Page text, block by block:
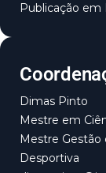
Publicação em
Dimas Pinto
Mestre em
Mestre Gestão
Desportiva